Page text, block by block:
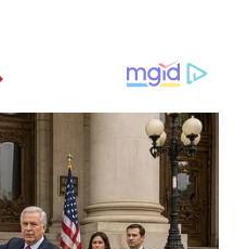
Ô tô - Xe máy
Ô tô
Xe máy